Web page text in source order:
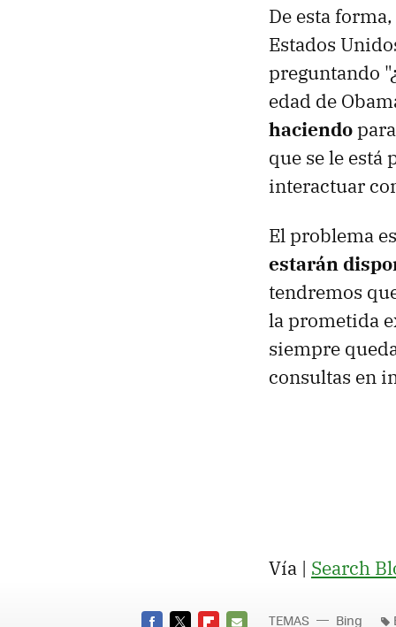
De esta
Estados
preguntando
edad de
haciendo
que se le está
interactuar
El problema
estarán
tendremos
la prometida
siempre
consultas en
Vía | Search
TEMAS Bing